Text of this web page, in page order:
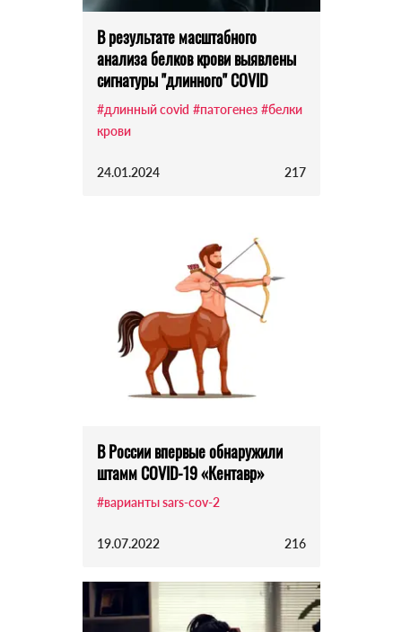
В результате масштабного
анализа белков крови выявлены
сигнатуры "длинного" COVID
#длинный covid #патогенез #белки
крови
24.01.2024 217
В России впервые обнаружили
штамм COVID-19 «Кентавр»
#варианты sars-cov-2
19.07.2022 216